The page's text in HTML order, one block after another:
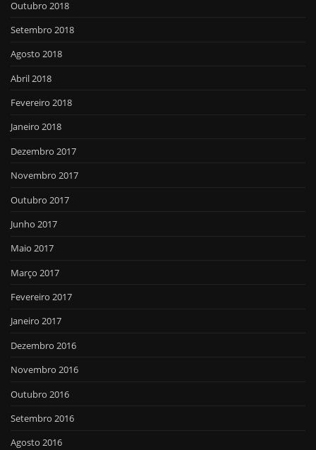
Outubro 2018
Setembro 2018
Agosto 2018
Abril 2018
Fevereiro 2018
Janeiro 2018
Dezembro 2017
Novembro 2017
Outubro 2017
Junho 2017
Maio 2017
Março 2017
Fevereiro 2017
Janeiro 2017
Dezembro 2016
Novembro 2016
Outubro 2016
Setembro 2016
Agosto 2016